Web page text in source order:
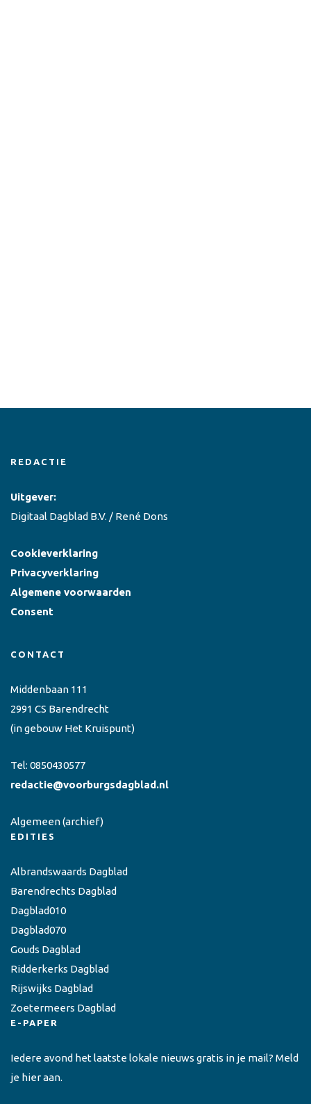
REDACTIE
Uitgever:
Digitaal Dagblad B.V. / René Dons
Cookieverklaring
Privacyverklaring
Algemene voorwaarden
Consent
CONTACT
Middenbaan 111
2991 CS Barendrecht
(in gebouw Het Kruispunt)
Tel: 0850430577
redactie@voorburgsdagblad.nl
Algemeen(archief)
EDITIES
Albrandswaards Dagblad
Barendrechts Dagblad
Dagblad010
Dagblad070
Gouds Dagblad
Ridderkerks Dagblad
Rijswijks Dagblad
Zoetermeers Dagblad
E-PAPER
Iedere avond het laatste lokale nieuws gratis in je mail? Meld
je hier aan.